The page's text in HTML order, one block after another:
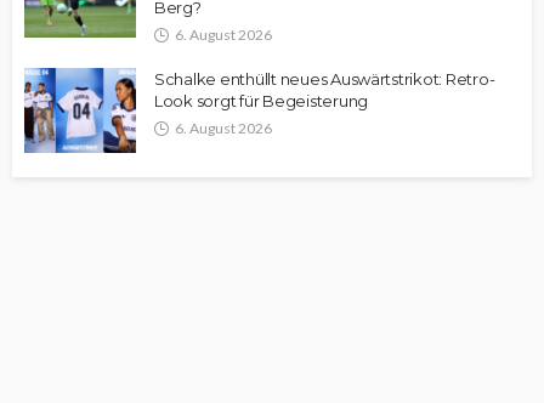
Berg?
6. August 2026
Schalke enthüllt neues Auswärtstrikot: Retro-
Look sorgt für Begeisterung
6. August 2026